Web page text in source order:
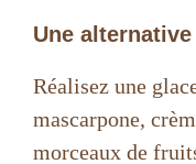
Une
Réalisez une
mascarpone,
morceaux de